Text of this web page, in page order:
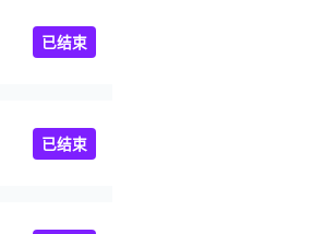
已结束
已结束